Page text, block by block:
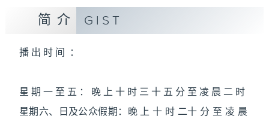
简介 GIST
播 出 时 间 ：
星 期 一 至 五 ： 晚 上 十 时 三 十 五 分 至 凌 晨 二 时
星期六、日及公众假期：晚 上 十 时 二十 分 至 凌 晨